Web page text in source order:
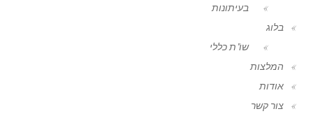
בעיתונות
בלוג
שו"ת כללי
המלצות
אודות
צור קשר